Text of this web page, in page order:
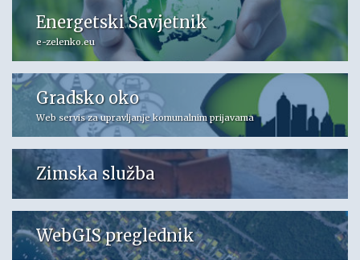
Energetski Savjetnik
e-zelenko.eu
Gradsko oko
Web servis za upravljanje komunalnim prijavama
Zimska služba
WebGIS preglednik